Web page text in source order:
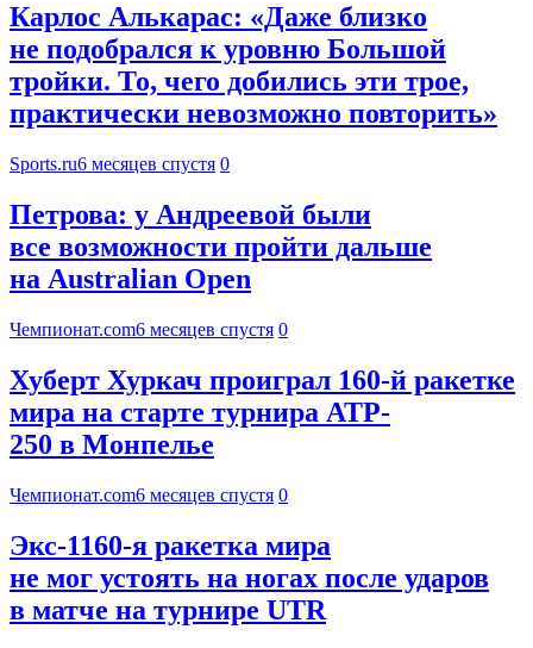
Карлос Алькарас: «Даже близко
не подобрался к уровню Большой
тройки. То, чего добились эти трое,
практически невозможно повторить»
Sports.ru6 месяцев спустя 0
Петрова: у Андреевой были
все возможности пройти дальше
на Australian Open
Чемпионат.com6 месяцев спустя 0
Хуберт Хуркач проиграл 160-й ракетке
мира на старте турнира ATP-
250 в Монпелье
Чемпионат.com6 месяцев спустя 0
Экс-1160-я ракетка мира
не мог устоять на ногах после ударов
в матче на турнире UTR